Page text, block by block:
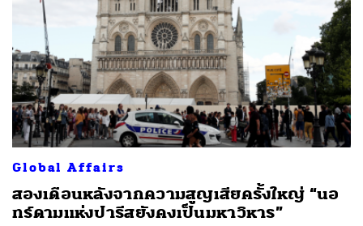
Global Affairs
สองเดือนหลังจากความสูญเสียครั้งใหญ่ “นอ
ทร์ดามแห่งปารีสยังคงเป็นมหาวิหาร”
ค้นหา
SHARE TWEET LINE EMAIL